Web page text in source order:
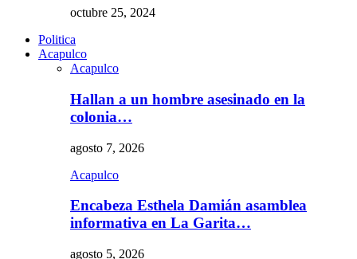
octubre 25, 2024
Politica
Acapulco
Acapulco
Hallan a un hombre asesinado en la
colonia…
agosto 7, 2026
Acapulco
Encabeza Esthela Damián asamblea
informativa en La Garita…
agosto 5, 2026